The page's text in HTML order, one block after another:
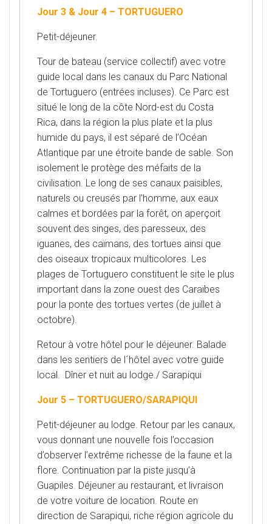
Jour 3 & Jour 4 – TORTUGUERO
Petit-déjeuner.
Tour de bateau (service collectif) avec votre
guide local dans les canaux du Parc National
de Tortuguero (entrées incluses). Ce Parc est
situé le long de la côte Nord-est du Costa
Rica, dans la région la plus plate et la plus
humide du pays, il est séparé de l’Océan
Atlantique par une étroite bande de sable. Son
isolement le protège des méfaits de la
civilisation. Le long de ses canaux paisibles,
naturels ou creusés par l’homme, aux eaux
calmes et bordées par la forêt, on aperçoit
souvent des singes, des paresseux, des
iguanes, des caïmans, des tortues ainsi que
des oiseaux tropicaux multicolores. Les
plages de Tortuguero constituent le site le plus
important dans la zone ouest des Caraïbes
pour la ponte des tortues vertes (de juillet à
octobre).
Retour à votre hôtel pour le déjeuner. Balade
dans les sentiers de l´hôtel avec votre guide
local. Dîner et nuit au lodge./ Sarapiqui
Jour 5 – TORTUGUERO/SARAPIQUI
Petit-déjeuner au lodge. Retour par les canaux,
vous donnant une nouvelle fois l’occasion
d’observer l’extrême richesse de la faune et la
flore. Continuation par la piste jusqu’à
Guapiles. Déjeuner au restaurant, et livraison
de votre voiture de location. Route en
direction de Sarapiqui, riche région agricole du